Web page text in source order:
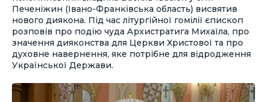
Печеніжин (Івано-Франківська область) висвятив
нового диякона. Під час літургійної гомілії єпископ
розповів про подію чуда Архистратига Михаїла, про
значення дияконства для Церкви Христової та про
духовне навернення, яке потрібне для відродження
Української Держави.